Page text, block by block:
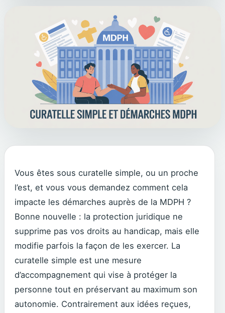
Vous êtes sous curatelle simple, ou un proche
l’est, et vous vous demandez comment cela
impacte les démarches auprès de la MDPH ?
Bonne nouvelle : la protection juridique ne
supprime pas vos droits au handicap, mais elle
modifie parfois la façon de les exercer. La
curatelle simple est une mesure
d’accompagnement qui vise à protéger la
personne tout en préservant au maximum son
autonomie. Contrairement aux idées reçues,